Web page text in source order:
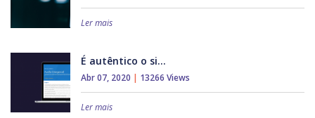
Ler mais
É autêntico o si...
Abr 07, 2020 | 13266 Views
Ler mais